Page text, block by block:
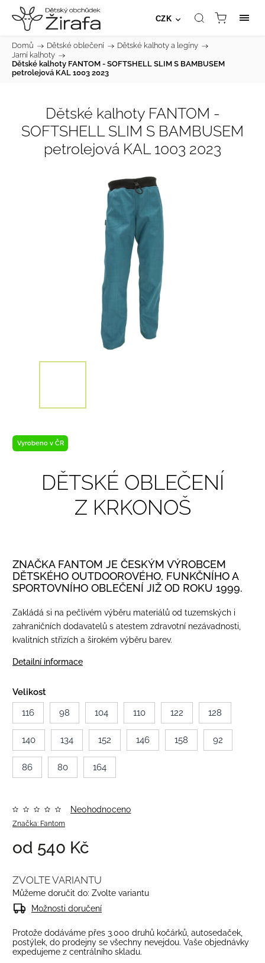
CZK
Domů / Dětské oblečení / Dětské kalhoty a legíny /
Jarní kalhoty /
Dětské kalhoty FANTOM - SOFTSHELL SLIM S BAMBUSEM
petrolejová KAL 1003 2023
Dětské kalhoty FANTOM -
SOFTSHELL SLIM S BAMBUSEM
petrolejová KAL 1003 2023
Vyrobeno v ČR
DĚTSKÉ OBLEČENÍ
Z KRKONOŠ
ZNAČKA FANTOM JE ČESKÝM VÝROBCEM
DĚTSKÉHO OUTDOOROVÉHO, FUNKČNÍHO A
SPORTOVNÍHO OBLEČENÍ JIŽ OD ROKU 1999.
Zakládá si na pečlivém výběru materiálů od tuzemských i
zahraničních dodavatelů s atestem zdravotní nezávadnosti,
kvalitních střizích a širokém výběru barev.
Detailní informace
Velikost
116
98 104 110 122 128
140 134 152 146 158 92
86 80 164
Značka: Fantom
Neohodnoceno
od 540 Kč
ZVOLTE VARIANTU
Můžeme doručit do: Zvolte variantu
Možnosti doručení
Protože dodáváme přes 3.000 druhů kočárků, autosedaček,
postýlek, do prodejny se všechny nevejdou. Vaše objednávky
expedujeme z centrálního skladu.